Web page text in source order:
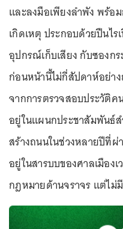
และลงมือเพียงลำพัง พร้อ
เกิดเหตุ ประกอบด้วยปืนไ
อุปกรณ์เก็บเสียง กับซองก
ก่อนหน้านี้ไม่กี่สัปดาห์อย่า
จากการตรวจสอบประวัติ
อยู่ในแผนกประชาสัมพันธ์
สร้างถนนในช่วงหลายปีที่
อยู่ในสารบบของศาลเมือง
กฎหมายด้านจราจร แต่ไม่